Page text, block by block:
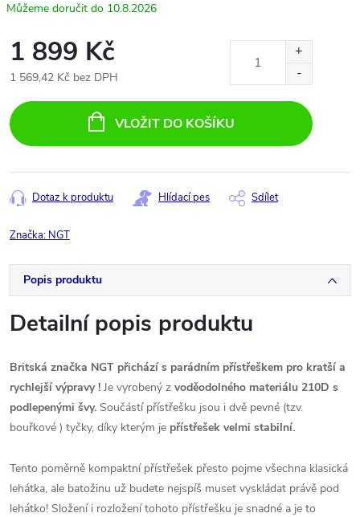
10.8.2026
1 899 Kč
1 569,42 Kč bez DPH
cena:
VLOŽIT DO KOŠÍKU
Dotaz k produktu Hlídací pes Sdílet
Značka: NGT
Popis produktu
Detailní popis produktu
Britská značka NGT přichází s parádním přístřeškem pro kratší a
rychlejší výpravy ! Je vyrobený z voděodolného materiálu 210D s
podlepenými švy. Součástí přístřešku jsou i dvě pevné (tzv.
bouřkové ) tyčky, díky kterým je přístřešek velmi stabilní.
Tento poměrně kompaktní přístřešek přesto pojme všechna klasická
lehátka, ale batožinu už budete nejspíš muset vyskládat právě pod
lehátko! Složení i rozložení tohoto přístřešku je snadné a je to